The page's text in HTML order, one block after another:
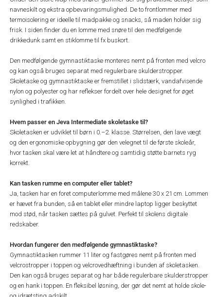
navneskilt og ekstra opbevaringsmulighed. De to frontlommer med
termoisolering er ideelle til madpakke og snacks, så maden holder sig
frisk. I siden finder du en lomme med snøre til den medfølgende
drikkedunk samt en stiklomme til fx buskort.
Den medfølgende gymnastiktaske monteres nemt på fronten med velcro
og kan også bruges separat med regulerbare skulderstropper.
Skoletaske og gymnastiktaske er fremstillet i slidstærk, vandafvisende
nylon og polyester og har reflekser fordelt over hele designet for øget
synlighed i trafikken.
Hvem passer en Jeva Intermediate skoletaske til?
Skoletasken er udviklet til børn i 0.–2. klasse. Størrelsen, den lave vægt
og den ergonomiske opbygning gør den velegnet til de første skoleår,
hvor tasken skal være let at håndtere og samtidig støtte barnets ryg
korrekt.
Kan tasken rumme en computer eller tablet?
Ja, tasken har en foret computerlomme med målene 30 x 21 cm. Lommen
er hævet fra bunden, så en tablet eller mindre laptop ligger beskyttet
mod stød, når tasken sættes på gulvet. Perfekt til skolens digitale
redskaber.
Hvordan fungerer den medfølgende gymnastiktaske?
Gymnastiktasken rummer 11 liter og fastgøres nemt på fronten med
velcrostropper i toppen og velcrovedhæftning i bunden af skoletasken.
Den kan også bruges separat og har både regulerbare skulderstropper
og en hank i toppen. En fleksibel løsning, der gør det nemt at holde skole-